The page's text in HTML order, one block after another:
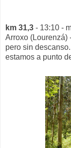
km 31,3 - 13:10 -
Arroxo (Lourenzá)
pero sin
estamos a punto